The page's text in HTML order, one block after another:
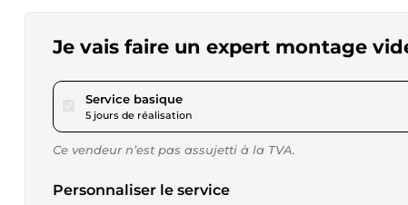
Je vais faire un expert montage
Service basiquepour 57,79 $US
5 jours de réalisation
Ce vendeur n’est pas assujetti à la TVA.
Personnaliser le service